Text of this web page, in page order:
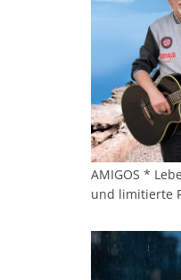
AMIGOS *
und limitierte